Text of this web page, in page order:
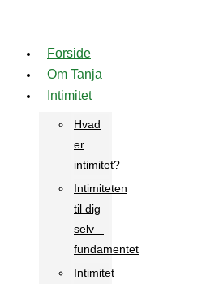
indhold
Forside
Om Tanja
Intimitet
Hvad
er
intimitet?
Intimiteten
til dig
selv –
fundamentet
Intimitet